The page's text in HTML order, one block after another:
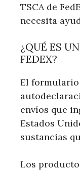
TSCA de
necesita
¿QUÉ ES
FEDEX?
El formulario
envíos que
Estados
sustancias
Los